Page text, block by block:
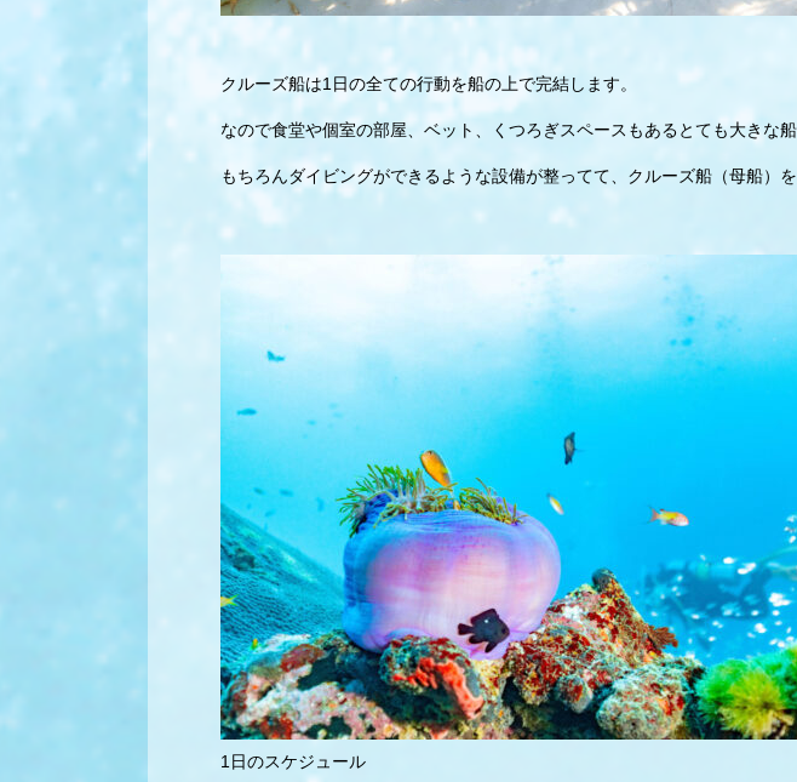
クルーズ船は1日の全ての行動を船の上で完結します。
なので食堂や個室の部屋、ベット、くつろぎスペースもあるとても大きな船
もちろんダイビングができるような設備が整ってて、クルーズ船（母船）
1日のスケジュール